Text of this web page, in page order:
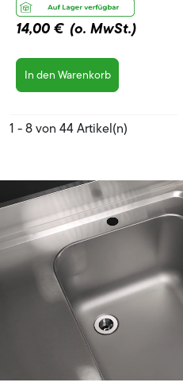
14,00 € (o. MwSt.)
In den Warenkorb
1 - 8 von 44 Artikel(n)